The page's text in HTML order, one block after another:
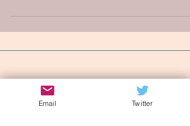
Iscriviti alla mailing list
Email Twitter